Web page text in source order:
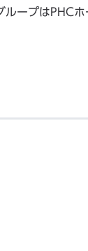
ープはPHC